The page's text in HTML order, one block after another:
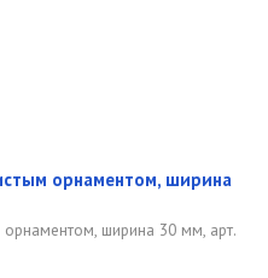
орнаментом, ширина
ширина 30 мм, арт.